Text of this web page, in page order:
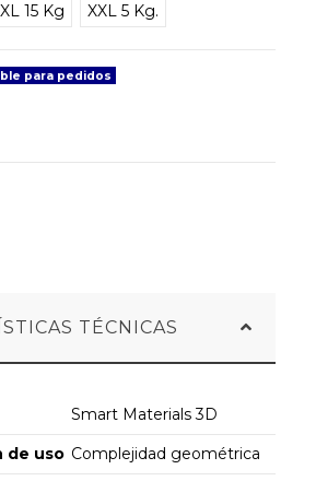
15 Kg XXL 5 Kg.
para pedidos
TÉCNICAS
Smart Materials 3D
de uso Complejidad geométrica